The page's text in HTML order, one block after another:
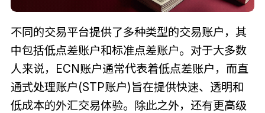
不同的交易平台提供了多种类型的交易账户，其
中包括低点差账户和标准点差账户。对于大多数
人来说，ECN账户通常代表着低点差账户，而直
通式处理账户(STP账户)旨在提供快速、透明和
低成本的外汇交易体验。除此之外，还有更高级